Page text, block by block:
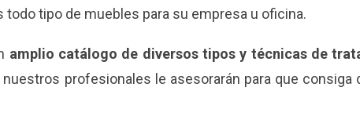
tipo de muebles para su empresa u oficina.
amplio catálogo de diversos tipos y técnicas de
profesionales le asesorarán para que